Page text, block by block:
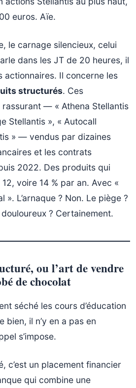
euros. Aïe.
le carnage silencieux, celui
dans les JT de 20 heures, il
actionnaires. Il concerne les
structurés. Ces
rassurant — « Athena Stellantis
Stellantis », « Autocall
» — vendus par dizaines
et les contrats
2022. Des produits qui
voire 14 % par an. Avec «
L’arnaque ? Non. Le piège ?
? Certainement.
ou l’art de vendre
de chocolat
séché les cours d’éducation
bien, il n’y en a pas en
s’impose.
c’est un placement financier
qui combine une